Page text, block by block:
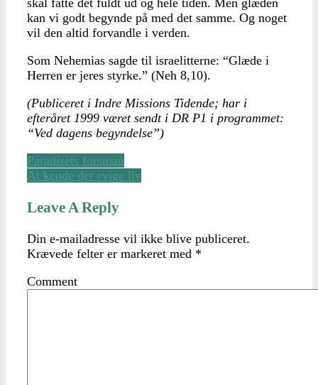
skal fatte det fuldt ud og hele tiden. Men glæden
kan vi godt begynde på med det samme. Og noget
vil den altid forvandle i verden.
Som Nehemias sagde til israelitterne: “Glæde i
Herren er jeres styrke.” (Neh 8,10).
(Publiceret i Indre Missions Tidende; har i
efteråret 1999 været sendt i DR P1 i programmet:
“Ved dagens begyndelse”)
Paradisets forsmag
At kende det evige liv
Leave A Reply
Din e-mailadresse vil ikke blive publiceret.
Krævede felter er markeret med *
Comment